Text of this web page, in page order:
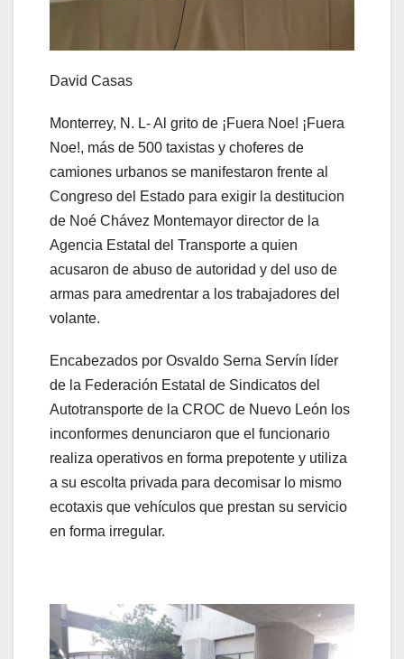
David Casas
Monterrey, N. L- Al grito de ¡Fuera Noe! ¡Fuera
Noe!, más de 500 taxistas y choferes de
camiones urbanos se manifestaron frente al
Congreso del Estado para exigir la destitucion
de Noé Chávez Montemayor director de la
Agencia Estatal del Transporte a quien
acusaron de abuso de autoridad y del uso de
armas para amedrentar a los trabajadores del
volante.
Encabezados por Osvaldo Serna Servín líder
de la Federación Estatal de Sindicatos del
Autotransporte de la CROC de Nuevo León los
inconformes denunciaron que el funcionario
realiza operativos en forma prepotente y utiliza
a su escolta privada para decomisar lo mismo
ecotaxis que vehículos que prestan su servicio
en forma irregular.